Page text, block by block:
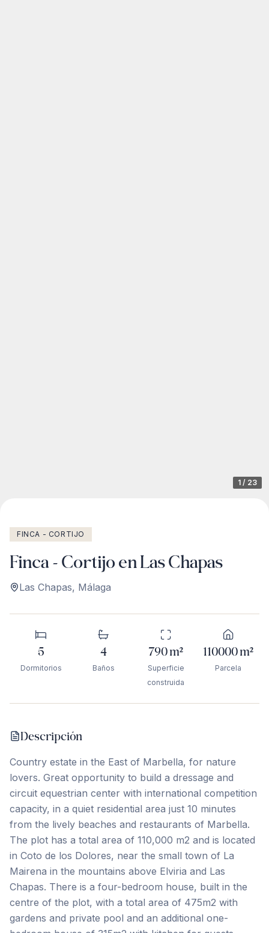
1 / 23
FINCA - CORTIJO
Finca - Cortijo en Las Chapas
Las Chapas, Málaga
5
Dormitorios
4
Baños
790m²
Superficie
construida
110000m²
Parcela
Descripción
Country estate in the East of Marbella, for nature
lovers. Great opportunity to build a dressage and
circuit equestrian center with international competition
capacity, in a quiet residential area just 10 minutes
from the lively beaches and restaurants of Marbella.
The plot has a total area of ​​110,000 m2 and is located
in Coto de los Dolores, near the small town of La
Mairena in the mountains above Elviria and Las
Chapas. There is a four-bedroom house, built in the
centre of the plot, with a total area of ​​475m2 with
gardens and private pool and an additional ‌one-